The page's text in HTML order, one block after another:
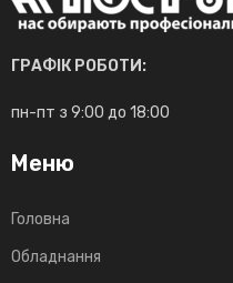
ГРАФІК РОБОТИ:
пн-пт з 9:00 до 18:00
Меню
Головна
Обладнання